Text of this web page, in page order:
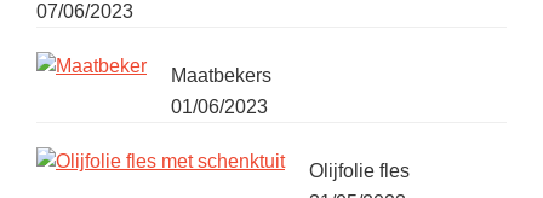
07/06/2023
Maatbekers
01/06/2023
Olijfolie fles